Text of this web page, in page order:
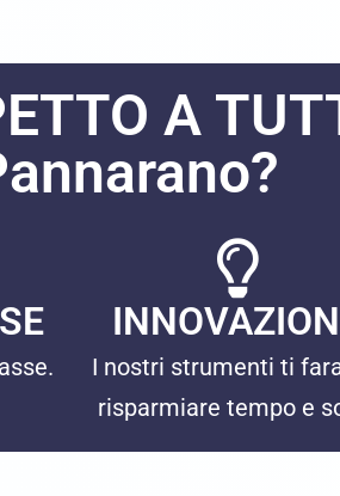
A
I nostri strumenti ti
risparmiare tempo e